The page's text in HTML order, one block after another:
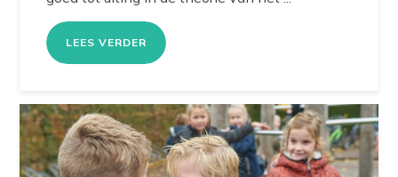
LEES VERDER